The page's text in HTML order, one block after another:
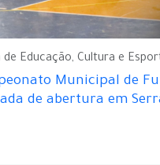
de Educação, Cultura e
Municipal de
de abertura em